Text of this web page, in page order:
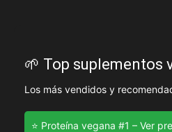
🌱 Top suplementos
Los más vendidos y
⭐ Proteína vegana #1 – Ver